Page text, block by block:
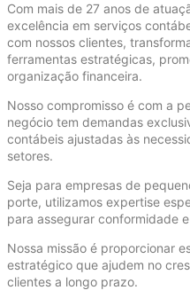
Com mais de 27 anos de
excelência em serviços
com nossos clientes,
ferramentas estratégicas,
organização financeira.
Nosso compromisso é com a
negócio tem demandas
contábeis ajustadas às
setores.
Seja para empresas de
porte, utilizamos expertise
para assegurar conformidade
Nossa missão é proporcionar
estratégico que ajudem no
clientes a longo prazo.